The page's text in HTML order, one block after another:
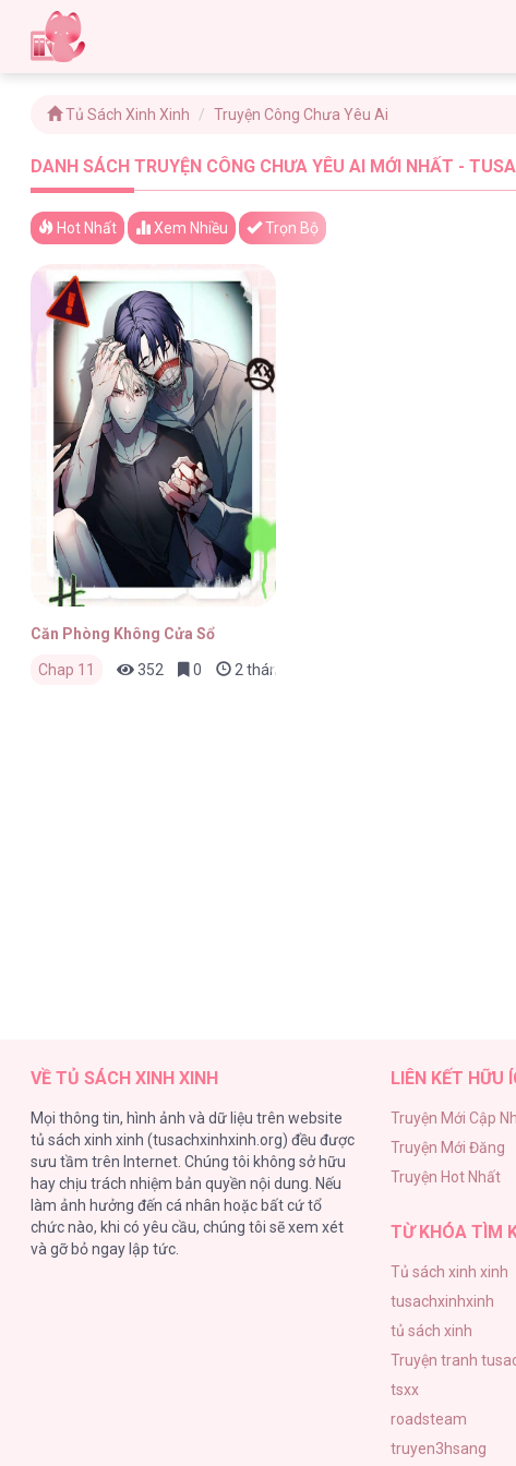
Tủ Sách Xinh Xinh Truyện Công Chưa Yêu Ai
DANH SÁCH TRUYỆN CÔNG CHƯA YÊU AI MỚI NHẤT -
Hot Nhất Xem Nhiều Trọn Bộ
Căn Phòng Không Cửa Sổ
Chap 11 352 0 2 tháng trước
VỀ TỦ SÁCH XINH XINH
Mọi thông tin, hình ảnh và dữ liệu trên website
tủ sách xinh xinh (tusachxinhxinh.org) đều được
sưu tầm trên Internet. Chúng tôi không sở hữu
hay chịu trách nhiệm bản quyền nội dung. Nếu
làm ảnh hưởng đến cá nhân hoặc bất cứ tổ
chức nào, khi có yêu cầu, chúng tôi sẽ xem xét
và gỡ bỏ ngay lập tức.
LIÊN KẾT HỮU
Truyện Mới Cập
Truyện Mới Đăng
Truyện Hot Nhất
TỪ KHÓA TÌM
Tủ sách xinh xinh
tusachxinhxinh
tủ sách xinh
Truyện tranh
tsxx
roadsteam
truyen3hsang